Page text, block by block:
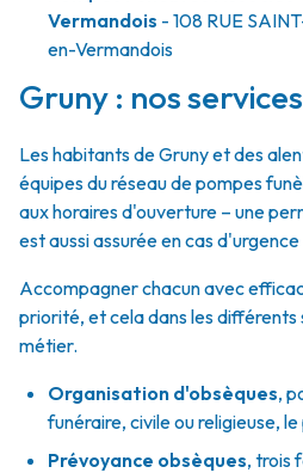
Vermandois - 108 RUE
en-Vermandois
Gruny : nos
Les habitants de Gruny et des
équipes du réseau de pompes
aux horaires d'ouverture – une
est aussi assurée en cas
Accompagner chacun avec
priorité, et cela dans les différents
métier.
Organisation d'obsèques,
funéraire, civile ou religieuse,
Prévoyance obsèques, trois